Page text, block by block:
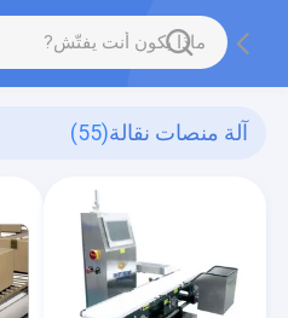
آلة منصات نقالة(55)